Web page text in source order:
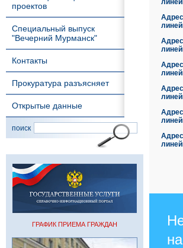
проектов
Специальный выпуск
"Вечерний Мурманск"
Контакты
Прокуратура разъясняет
Открытые данные
поиск
ГРАФИК ПРИЕМА ГРАЖДАН